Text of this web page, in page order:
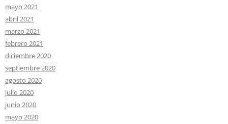
mayo 2021
abril 2021
marzo 2021
febrero 2021
diciembre 2020
septiembre 2020
agosto 2020
julio 2020
junio 2020
mayo 2020